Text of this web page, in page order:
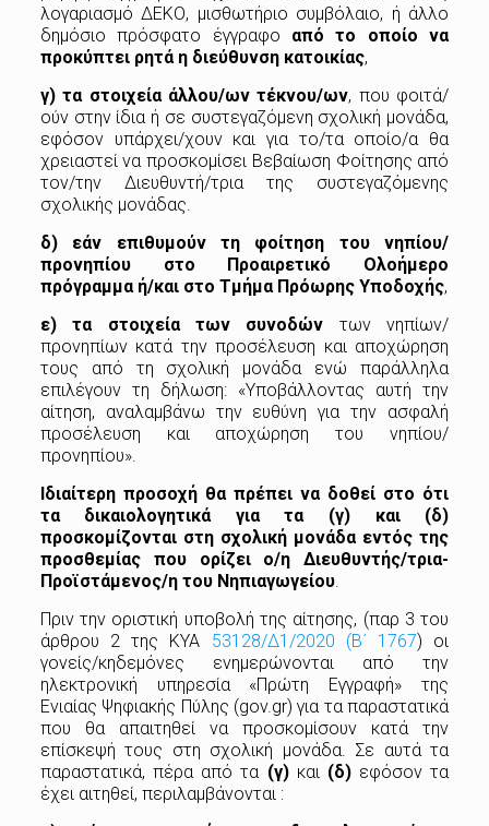
λογαριασμό ΔΕΚΟ, μισθωτήριο συμβόλαιο, ή άλλο
δημόσιο πρόσφατο έγγραφο από το οποίο να
προκύπτει ρητά η διεύθυνση κατοικίας,
γ) τα στοιχεία άλλου/ων τέκνου/ων, που φοιτά/
ούν στην ίδια ή σε συστεγαζόμενη σχολική μονάδα,
εφόσον υπάρχει/χουν και για το/τα οποίο/α θα
χρειαστεί να προσκομίσει Βεβαίωση Φοίτησης από
τον/την Διευθυντή/τρια της συστεγαζόμενης
σχολικής μονάδας.
δ) εάν επιθυμούν τη φοίτηση του νηπίου/
προνηπίου στο Προαιρετικό Ολοήμερο
πρόγραμμα ή/και στο Τμήμα Πρόωρης Υποδοχής,
ε) τα στοιχεία των συνοδών των νηπίων/
προνηπίων κατά την προσέλευση και αποχώρηση
τους από τη σχολική μονάδα ενώ παράλληλα
επιλέγουν τη δήλωση: «Υποβάλλοντας αυτή την
αίτηση, αναλαμβάνω την ευθύνη για την ασφαλή
προσέλευση και αποχώρηση του νηπίου/
προνηπίου».
Ιδιαίτερη προσοχή θα πρέπει να δοθεί στο ότι
τα δικαιολογητικά για τα (γ) και (δ)
προσκομίζονται στη σχολική μονάδα εντός της
προσθεμίας
που ορίζει ο/η
Διευθυντής/τρια-
Προϊστάμενος/η του Νηπιαγωγείου.
Πριν την οριστική υποβολή της αίτησης, (παρ 3 του
άρθρου 2 της ΚΥΑ 53128/Δ1/2020 (Β΄ 1767) οι
γονείς/κηδεμόνες ενημερώνονται από την
ηλεκτρονική υπηρεσία «Πρώτη Εγγραφή» της
Ενιαίας Ψηφιακής Πύλης (gov.gr) για τα παραστατικά
που θα απαιτηθεί να προσκομίσουν κατά την
επίσκεψή τους στη σχολική μονάδα. Σε αυτά τα
παραστατικά, πέρα από τα (γ) και (δ)εφόσον τα
έχει αιτηθεί, περιλαμβάνονται :